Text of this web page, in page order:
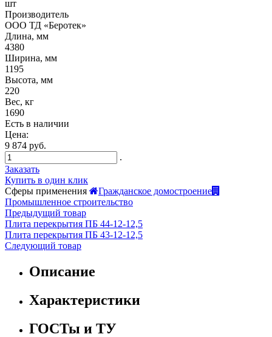
шт
Производитель
ООО ТД «Беротек»
Длина, мм
4380
Ширина, мм
1195
Высота, мм
220
Вес, кг
1690
Есть в наличии
Цена:
9 874 руб.
.
Заказать
Купить в один клик
Сферы применения
Гражданское домостроение
Промышленное строительство
Предыдущий товар
Плита перекрытия ПБ 44-12-12,5
Плита перекрытия ПБ 43-12-12,5
Следующий товар
Описание
Характеристики
ГОСТы и ТУ